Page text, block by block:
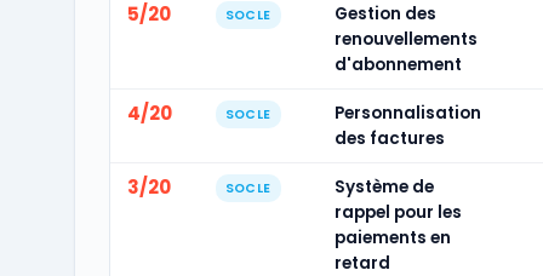
5/20 SOCLE
Gestion des
renouvellements
d'abonnement
4/20 SOCLE
Personnalisation
des factures
3/20 SOCLE
Système de
rappel pour les
paiements en
retard